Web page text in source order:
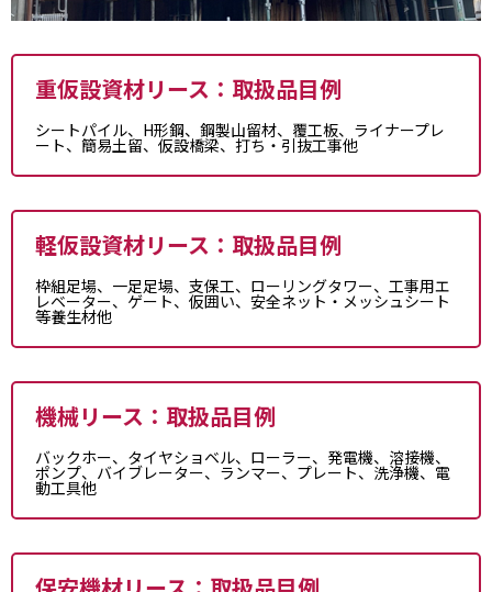
重仮設資材リース：取扱品目例
シートパイル、H形鋼、鋼製山留材、覆工板、ライナープレ
ート、簡易土留、仮設橋梁、打ち・引抜工事他
軽仮設資材リース：取扱品目例
枠組足場、一足足場、支保工、ローリングタワー、工事用エ
レベーター、ゲート、仮囲い、安全ネット・メッシュシート
等養生材他
機械リース：取扱品目例
バックホー、タイヤショベル、ローラー、発電機、溶接機、
ポンプ、バイブレーター、ランマー、プレート、洗浄機、電
動工具他